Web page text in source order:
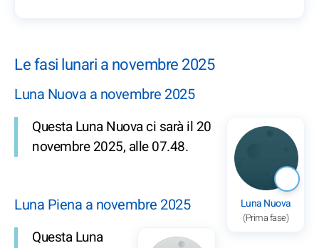
Le fasi lunari a novembre 2025
Luna Nuova a novembre 2025
Luna Nuova
(Prima fase)
Questa Luna Nuova ci sarà il 20
novembre 2025, alle 07.48.
Luna Piena a novembre 2025
Questa Luna